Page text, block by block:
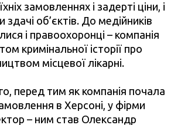
замовленнях і задерті ціни, і
здачі об’єктів. До медійників
і правоохоронці – компанія
кримінальної історії про
місцевої лікарні.
перед тим як компанія почала
в Херсоні, у фірми
– ним став Олександр